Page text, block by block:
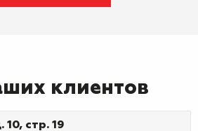
клиентов
10, стр. 19